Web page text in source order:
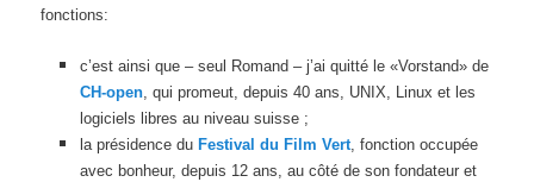
fonctions:
c’est ainsi que – seul Romand – j’ai quitté le «Vorstand» de
CH-open, qui promeut, depuis 40 ans, UNIX, Linux et les
logiciels libres au niveau suisse ;
la présidence du Festival du Film Vert, fonction occupée
avec bonheur, depuis 12 ans, au côté de son fondateur et